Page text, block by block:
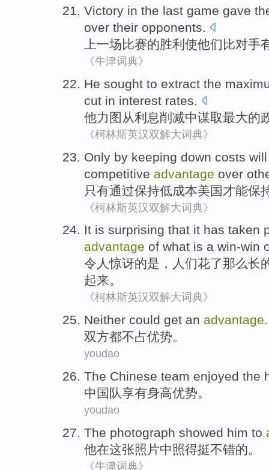
Victory in the last game gave
over their opponents.
上一场比赛的胜利 使他们 比对手
《牛津词典》
He sought to extract the
cut in interest rates.
他力图 从利息削减中谋取最大的
《柯林斯英汉双解大词典》
Only by keeping down costs
competitive advantage over
只有通过保持低成本美国才能保
《柯林斯英汉双解大词典》
It is surprising that it has taken
advantage of what is a win-win
令人惊讶的是， 人们花了那么长
起来。
《柯林斯英汉双解大词典》
Neither could get an advantage.
双方都不占优势。
youdao
The Chinese team enjoyed the
中国队享有身高优势。
youdao
The photograph showed him to
他在这张照片中照得挺不错的。
《牛津词典》